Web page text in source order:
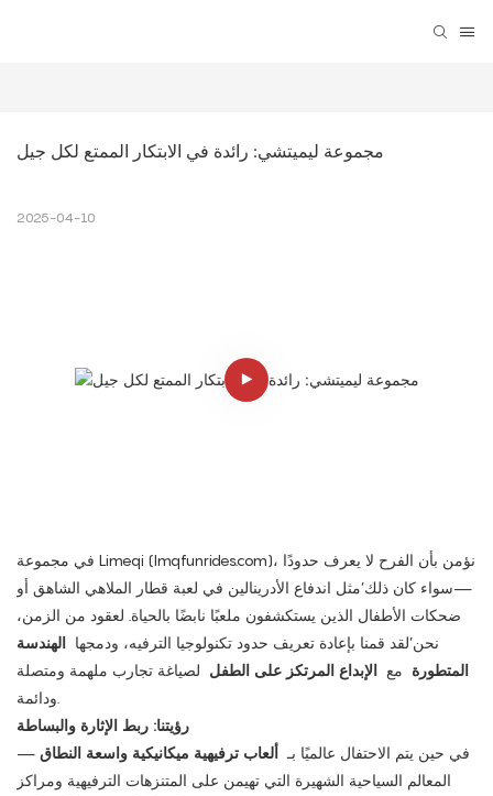
مجموعة ليميتشي: رائدة في الابتكار الممتع لكل جيل
2025-04-10
في مجموعة Limeqi (lmqfunrides.com)، نؤمن بأن الفرح لا يعرف حدودًا
—سواء كان ذلك’مثل اندفاع الأدرينالين في لعبة قطار الملاهي الشاهق أو
ضحكات الأطفال الذين يستكشفون ملعبًا نابضًا بالحياة. لعقود من الزمن،
نحن’لقد قمنا بإعادة تعريف حدود تكنولوجيا الترفيه، ودمجها الهندسة
المتطورة مع الإبداع المرتكز على الطفل لصياغة تجارب ملهمة ومتصلة
رؤيتنا: ربط الإثارة والبساطة
في حين يتم الاحتفال عالميًا بـ ألعاب ترفيهية ميكانيكية واسعة النطاق —
المعالم السياحية الشهيرة التي تهيمن على المتنزهات الترفيهية ومراكز